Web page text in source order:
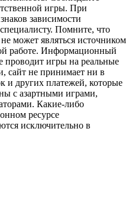
игры. При
зависимости
Помните, что
может являться источником
работе. Информационный
проводит игры на реальные
сайт не принимает ни в
и других платежей, которые
с азартными играми,
Какие-либо
ресурсе
исключительно в